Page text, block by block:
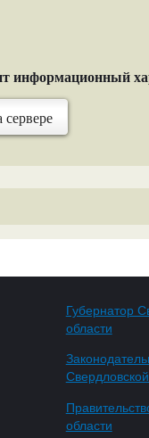
информационный
Губернатор
области
области